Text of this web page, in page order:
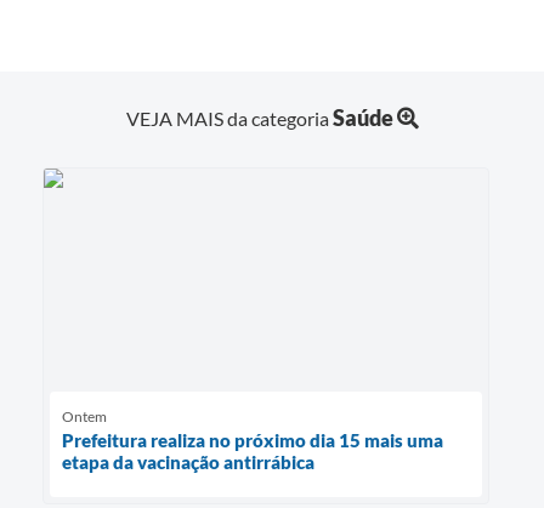
VEJA MAIS da categoriaSaúde
Ontem
Prefeitura realiza no próximo dia 15 mais uma
etapa da vacinação antirrábica